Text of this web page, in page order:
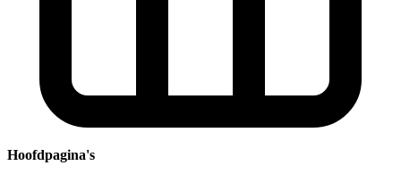
Hoofdpagina's